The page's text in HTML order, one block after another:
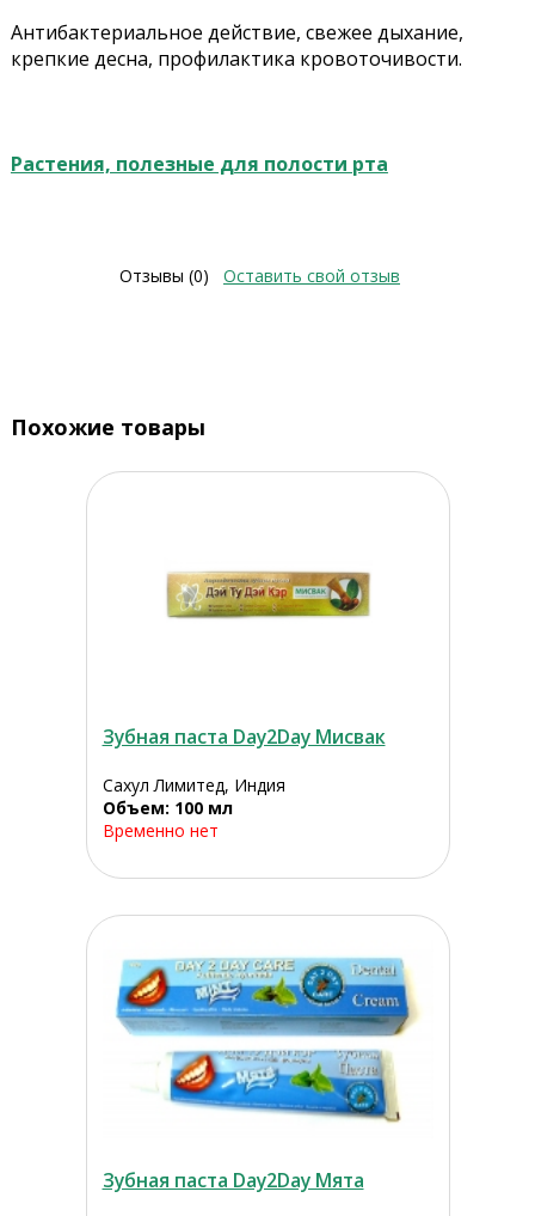
Антибактериальное действие, свежее дыхание,
крепкие десна, профилактика кровоточивости.
Растения, полезные для полости рта
Отзывы (0) Оставить свой отзыв
Похожие товары
Зубная паста Day2Day Мисвак
Сахул Лимитед, Индия
Объем: 100 мл
Временно нет
Зубная паста Day2Day Мята